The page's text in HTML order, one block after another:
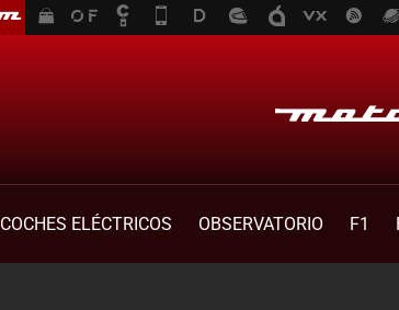
COCHES ELÉCTRICOS OBSERVATORIO F1